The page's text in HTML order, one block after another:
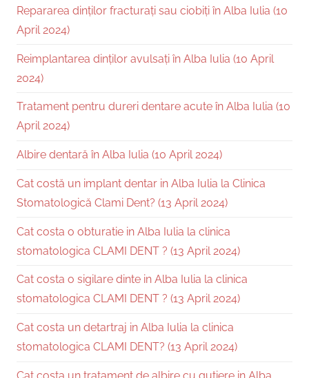
Repararea dinților fracturați sau ciobiți în Alba Iulia (10
April 2024)
Reimplantarea dinților avulsați în Alba Iulia (10 April
2024)
Tratament pentru dureri dentare acute în Alba Iulia (10
April 2024)
Albire dentară în Alba Iulia (10 April 2024)
Cat costă un implant dentar in Alba Iulia la Clinica
Stomatologică Clami Dent? (13 April 2024)
Cat costa o obturatie in Alba Iulia la clinica
stomatologica CLAMI DENT ? (13 April 2024)
Cat costa o sigilare dinte in Alba Iulia la clinica
stomatologica CLAMI DENT ? (13 April 2024)
Cat costa un detartraj in Alba Iulia la clinica
stomatologica CLAMI DENT? (13 April 2024)